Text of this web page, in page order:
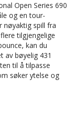
Open Series 690
og en tour-
nøyaktig spill fra
tilgjengelige
kan du
av bøyelig 431
til å tilpasse
søker ytelse og